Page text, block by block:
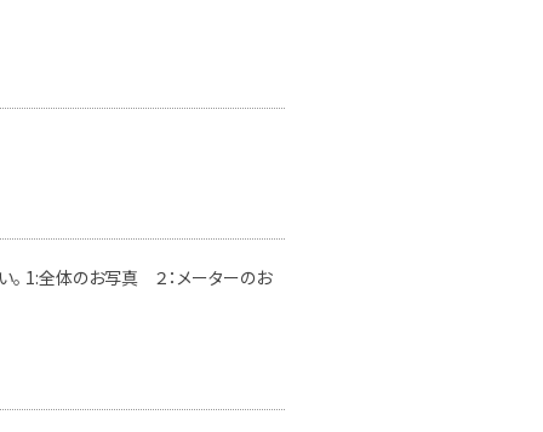
1:全体のお写真 ２：メーターのお